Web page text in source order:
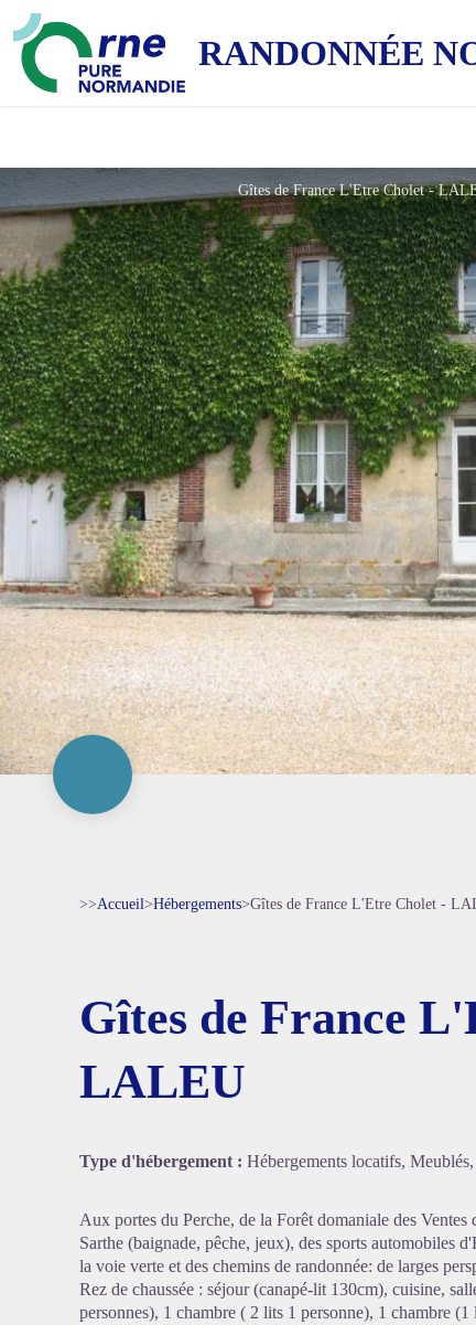
RANDONNÉE
>>Accueil>Hébergements>Gîtes de France L'Etre Cholet -
Gîtes de France
LALEU
Type d'hébergement : Hébergements locatifs,
Aux portes du Perche, de la Forêt domaniale des
Sarthe (baignade, pêche, jeux), des sports automobiles
la voie verte et des chemins de randonnée: de larges
Rez de chaussée : séjour (canapé-lit 130cm), cuisine,
personnes), 1 chambre ( 2 lits 1 personne), 1 chambre